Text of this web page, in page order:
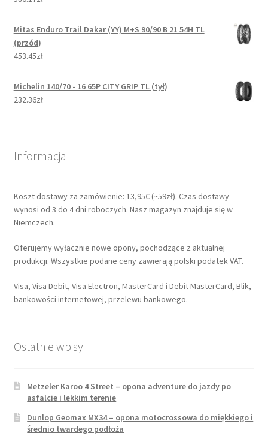
Mitas Enduro Trail Dakar (YY) M+S 90/90 B 21 54H TL
(przód)
453.45zł
Michelin 140/70 - 16 65P CITY GRIP TL (tył)
232.36zł
Informacja
Koszt dostawy za zamówienie: 13,95€ (~59zł). Czas dostawy
wynosi od 3 do 4 dni roboczych. Nasz magazyn znajduje się w
Niemczech.
Oferujemy wyłącznie nowe opony, pochodzące z aktualnej
produkcji. Wszystkie podane ceny zawierają polski podatek VAT.
Visa, Visa Debit, Visa Electron, MasterCard i Debit MasterCard, Blik,
bankowości internetowej, przelewu bankowego.
Ostatnie wpisy
Metzeler Karoo 4 Street – opona adventure do jazdy po
asfalcie i lekkim terenie
Dunlop Geomax MX34 – opona motocrossowa do miękkiego i
średnio twardego podłoża